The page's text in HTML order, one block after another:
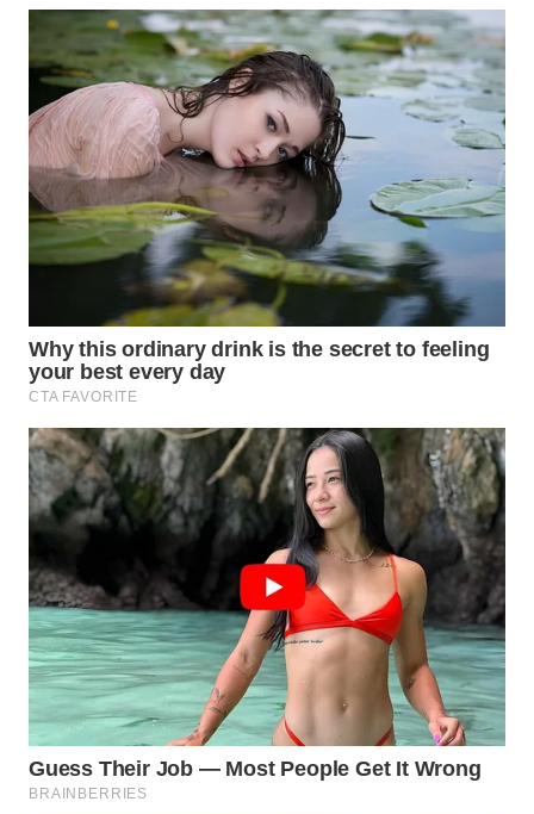
TENGAH
WN DELI
SERDANG
WN
TEBING
TINGGI
WN
KARAWANG
WN
BEKASI
WN
BOGOR
WN
DEPOK
WN
TAPANULI
UTARA